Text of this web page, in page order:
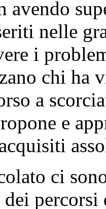
si
categoria
avendo
nelle
i
chi ha
a
e